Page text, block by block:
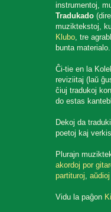
instrumentoj,
Tradukado
muziktekstoj,
Klubo, tre
bunta materialo.
Ĉi-tie en la
reviziitaj (laŭ
ĉiuj tradukoj
do estas
Dekoj da
poetoj kaj
Plurajn
akordoj por
partituroj,aŭdioj
Vidu la paĝon